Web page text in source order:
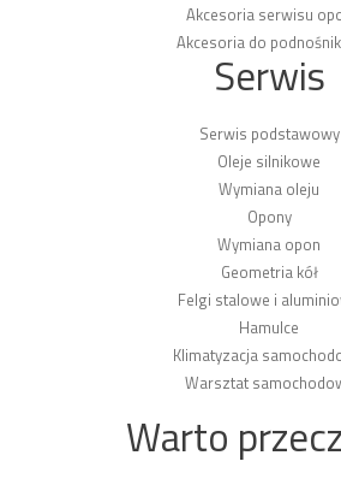
Akcesoria serwisu
Akcesoria do
Serwis
Serwis podstawowy
Oleje silnikowe
Wymiana oleju
Opony
Wymiana opon
Geometria kół
Felgi stalowe i
Hamulce
Klimatyzacja
Warsztat
Warto